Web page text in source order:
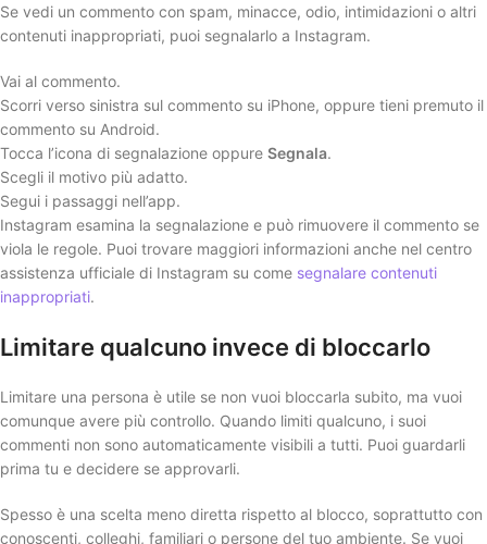
Se vedi un commento con spam, minacce, odio, intimidazioni o altri
contenuti inappropriati, puoi segnalarlo a Instagram.
Vai al commento.
Scorri verso sinistra sul commento su iPhone, oppure tieni premuto il
commento su Android.
Tocca l’icona di segnalazione oppure Segnala.
Scegli il motivo più adatto.
Segui i passaggi nell’app.
Instagram esamina la segnalazione e può rimuovere il commento se
viola le regole. Puoi trovare maggiori informazioni anche nel centro
assistenza ufficiale di Instagram su come segnalare contenuti
inappropriati.
Limitare qualcuno invece di bloccarlo
Limitare una persona è utile se non vuoi bloccarla subito, ma vuoi
comunque avere più controllo. Quando limiti qualcuno, i suoi
commenti non sono automaticamente visibili a tutti. Puoi guardarli
prima tu e decidere se approvarli.
Spesso è una scelta meno diretta rispetto al blocco, soprattutto con
conoscenti, colleghi, familiari o persone del tuo ambiente. Se vuoi